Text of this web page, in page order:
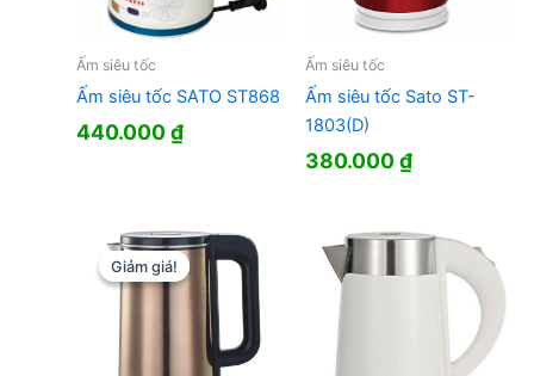
Ấm siêu tốc
Ấm siêu tốc SATO ST868
440.000₫
Ấm siêu tốc
Ấm siêu tốc Sato ST-
1803(D)
380.000₫
Giảm giá!
Giảm giá!